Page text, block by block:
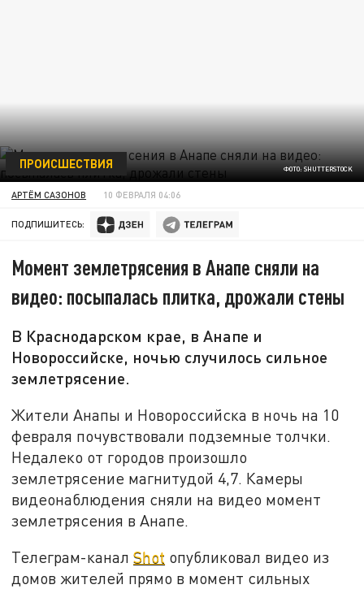
ФОТО: SHUTTERSTOCK
ПРОИСШЕСТВИЯ
АРТЁМ САЗОНОВ 10 ФЕВРАЛЯ 04:06
ПОДПИШИТЕСЬ:
Момент землетрясения в Анапе сняли на
видео: посыпалась плитка, дрожали стены
В Краснодарском крае, в Анапе и
Новороссийске, ночью случилось сильное
землетрясение.
Жители Анапы и Новороссийска в ночь на 10
февраля почувствовали подземные толчки.
Недалеко от городов произошло
землетрясение магнитудой 4,7. Камеры
видеонаблюдения сняли на видео момент
землетрясения в Анапе.
Телеграм-каналShot опубликовал видео из
домов жителей прямо в момент сильных